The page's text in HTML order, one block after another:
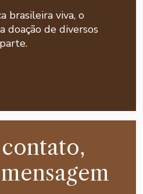
brasileira viva, o
doação de diversos